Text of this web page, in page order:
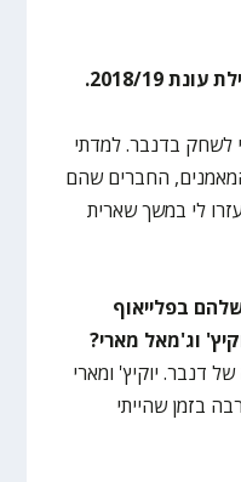
שיחקת עם דנבר נאגטס בתחילת עונת 2018/19.
לשחק בדנבר. למדתי
החברים שהם
לי במשך שארית
בפלייאוף
וג'מאל מארי?
דנבר. יוקיץ' ומארי
בזמן שהייתי